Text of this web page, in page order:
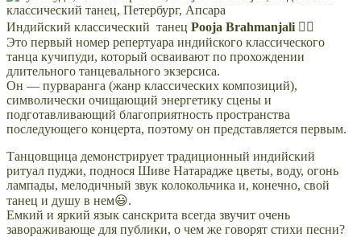
Индийский классический танец Pooja Brahmanjali 👌🏻
Это первый номер репертуара индийского классического
танца кучипуди, который осваивают по прохождении
длительного танцевального экзерсиса.
Он — пурваранга (жанр классических композиций),
символически очищающий энергетику сцены и
подготавливающий благоприятность пространства
последующего концерта, поэтому он представляется первым.
Танцовщица демонстрирует традиционный индийский
ритуал пуджи, поднося Шиве Натарадже цветы, воду, огонь
лампады, мелодичный звук колокольчика и, конечно, свой
танец и душу в нем😃.
Емкий и яркий язык санскрита всегда звучит очень
завораживающе для публики, о чем же говорят стихи песни?